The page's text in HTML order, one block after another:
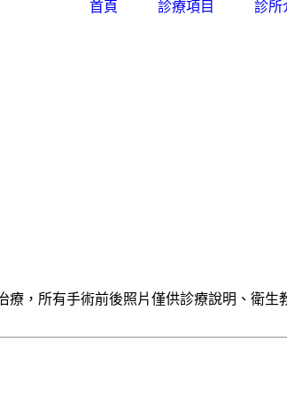
首頁 診療項目 診所
，所有手術前後照片僅供診療說明、衛